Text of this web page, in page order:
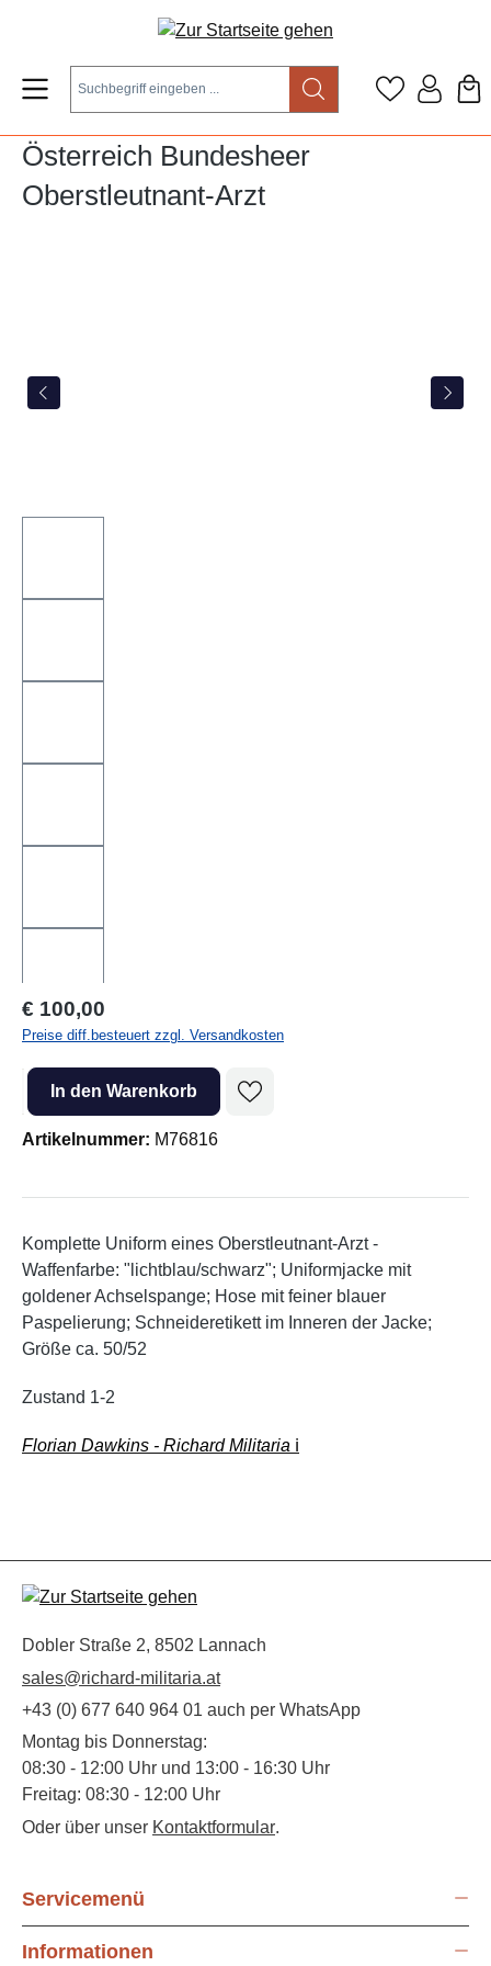
Zum Hauptinhalt springen
Österreich Bundesheer
Oberstleutnant-Arzt
Regulärer Preis:
€ 100,00
Preise diff.besteuert zzgl. Versandkosten
Produkt Anzahl: Gib den gewünschten Wert ein oder benutze die
In den Warenkorb
Artikelnummer: M76816
Komplette Uniform eines Oberstleutnant-Arzt -
Waffenfarbe: "lichtblau/schwarz"; Uniformjacke mit
goldener Achselspange; Hose mit feiner blauer
Paspelierung; Schneideretikett im Inneren der Jacke;
Größe ca. 50/52
Zustand 1-2
Florian Dawkins - Richard Militaria ℹ️
Dobler Straße 2, 8502 Lannach
sales@richard-militaria.at
+43 (0) 677 640 964 01 auch per WhatsApp
Montag bis Donnerstag:
08:30 - 12:00 Uhr und 13:00 - 16:30 Uhr
Freitag: 08:30 - 12:00 Uhr
Oder über unser Kontaktformular.
Servicemenü
Informationen